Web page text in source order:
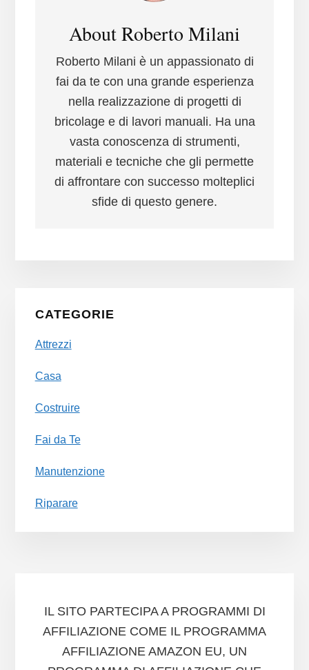
AboutRoberto Milani
Roberto Milani è un appassionato di
fai da te con una grande esperienza
nella realizzazione di progetti di
bricolage e di lavori manuali. Ha una
vasta conoscenza di strumenti,
materiali e tecniche che gli permette
di affrontare con successo molteplici
sfide di questo genere.
Primary
Sidebar
CATEGORIE
Attrezzi
Casa
Costruire
Fai da Te
Manutenzione
Riparare
IL SITO PARTECIPA A PROGRAMMI DI
AFFILIAZIONE COME IL PROGRAMMA
AFFILIAZIONE AMAZON EU, UN